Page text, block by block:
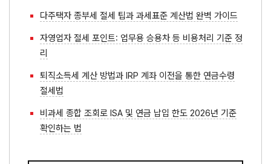
다주택자 종부세 절세 팁과 과세표준 계산법 완벽 가이드
자영업자 절세 포인트: 업무용 승용차 등 비용처리 기준 정
리
퇴직소득세 계산 방법과 IRP 계좌 이전을 통한 연금수령
절세법
비과세 종합 조회로 ISA 및 연금 납입 한도 2026년 기준
확인하는 법